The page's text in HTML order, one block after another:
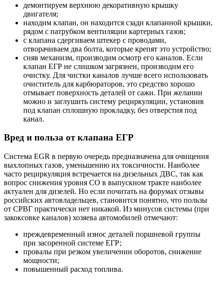
демонтируем верхнюю декоративную крышку
двигателя;
находим клапан, он находится сзади клапанной крышки,
рядом с патрубком вентиляции картерных газов;
с клапана сдергиваем штекер с проводами,
отворачиваем два болта, которые крепят это устройство;
сняв механизм, производим осмотр его каналов. Если
клапан ЕГР не слишком загрязнен, производим его
очистку. Для чистки каналов лучше всего использовать
очиститель для карбюраторов, это средство хорошо
отмывает поверхность деталей от сажи. При желании
можно и заглушить систему рециркуляции, установив
под клапан сплошную прокладку, без отверстия под
канал.
Вред и польза от клапана ЕГР
Система EGR в первую очередь предназначена для очищения
выхлопных газов, уменьшению их токсичности. Наиболее
часто рециркуляция встречается на дизельных ДВС, так как
вопрос снижения уровня CO в выпускном тракте наиболее
актуален для дизелей. Но если почитать на форумах отзывы
российских автовладельцев, становится понятно, что пользы
от СРВГ практически нет никакой. Из минусов системы (при
закоксовке каналов) хозяева автомобилей отмечают:
преждевременный износ деталей поршневой группы
при засоренной системе ЕГР;
провалы при резком увеличении оборотов, снижение
мощности;
повышенный расход топлива.